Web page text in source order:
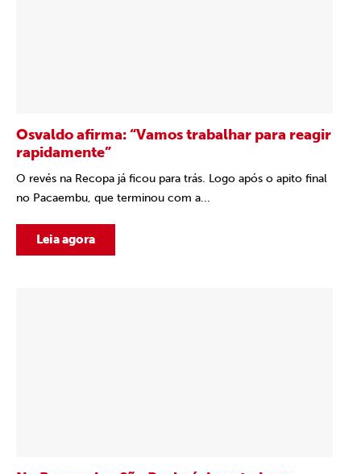
Osvaldo afirma: “Vamos trabalhar para reagir
rapidamente”
O revés na Recopa já ficou para trás. Logo após o apito final
no Pacaembu, que terminou com a...
Leia agora